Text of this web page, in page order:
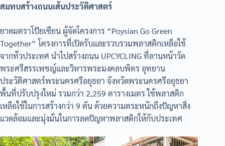
สมทบสร้างถนนเส้นประวัติศาสตร์
ยาดมตราโป๊ยเซียน ผู้จัดโครงการ “Poysian Go Green
Together” โครงการที่เปิดรับและรวบรวมพลาสติกเหลือใช้
จากทั่วประเทศ นำไปสร้างถนน UPCYCLING ที่ลานหน้าวัด
พระศรีสรรเพชญ์และวิหารพระมงคลบพิตร อุทยาน
ประวัติศาสตร์พระนครศรีอยุธยา จังหวัดพระนครศรีอยุธยา
พื้นที่ปรับปรุงใหม่ รวมกว่า 2,259 ตารางเมตร ใช้พลาสติก
เหลือใช้ในการสร้างกว่า 9 ตัน ด้วยความตระหนักถึงปัญหาสิ่ง
แวดล้อมและมุ่งมั่นในการลดปัญหาพลาสติกให้กับประเทศ